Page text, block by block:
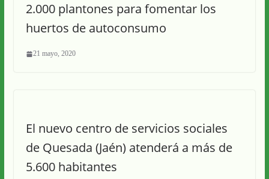
2.000 plantones para fomentar los
huertos de autoconsumo
21 mayo, 2020
El nuevo centro de servicios sociales
de Quesada (Jaén) atenderá a más de
5.600 habitantes